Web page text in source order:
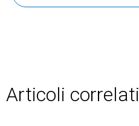
Articoli correlati